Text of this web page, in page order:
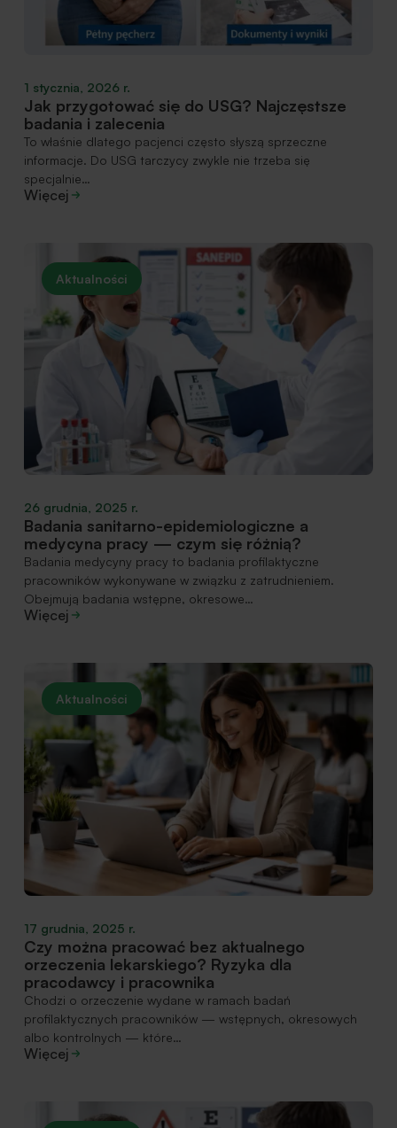
1 stycznia, 2026 r.
Jak przygotować się do USG? Najczęstsze
badania i zalecenia
To właśnie dlatego pacjenci często słyszą sprzeczne
informacje. Do USG tarczycy zwykle nie trzeba się
specjalnie…
Więcej
Aktualności
26 grudnia, 2025 r.
Badania sanitarno-epidemiologiczne a
medycyna pracy — czym się różnią?
Badania medycyny pracy to badania profilaktyczne
pracowników wykonywane w związku z zatrudnieniem.
Obejmują badania wstępne, okresowe…
Więcej
Aktualności
17 grudnia, 2025 r.
Czy można pracować bez aktualnego
orzeczenia lekarskiego? Ryzyka dla
pracodawcy i pracownika
Chodzi o orzeczenie wydane w ramach badań
profilaktycznych pracowników — wstępnych, okresowych
albo kontrolnych — które…
Więcej